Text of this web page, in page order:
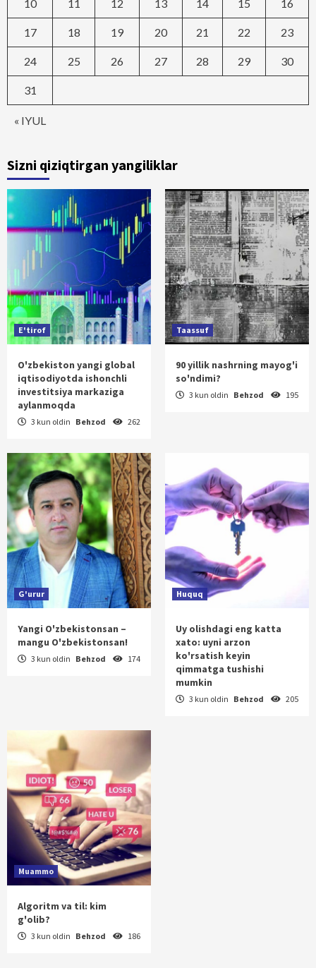
« IYUL
10 11 12 13 14 15 16
17 18 19 20 21 22 23
24 25 26 27 28 29 30
31
Sizni qiziqtirgan yangiliklar
E'tirof
O'zbekiston yangi global
iqtisodiyotda ishonchli
investitsiya markaziga
aylanmoqda
3 kun oldin Behzod 262
Taassuf
90 yillik nashrning mayog'i
so'ndimi?
3 kun oldin Behzod 195
G'urur
Yangi O'zbekistonsan –
mangu O'zbekistonsan!
3 kun oldin Behzod 174
Huquq
Uy olishdagi eng katta
xato: uyni arzon
ko'rsatish keyin
qimmatga tushishi
mumkin
3 kun oldin Behzod 205
Muammo
Algoritm va til: kim
g'olib?
3 kun oldin Behzod 186